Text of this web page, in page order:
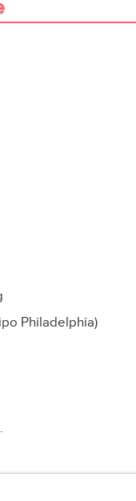
Philadelphia)